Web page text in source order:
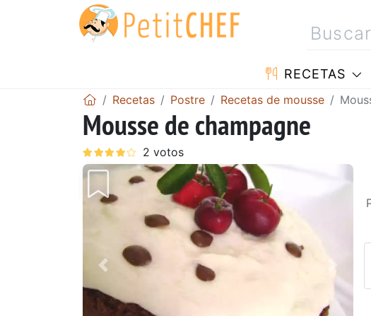
RECETAS
Recetas Postre Recetas de mousse
Mousse de champagne
Anterior